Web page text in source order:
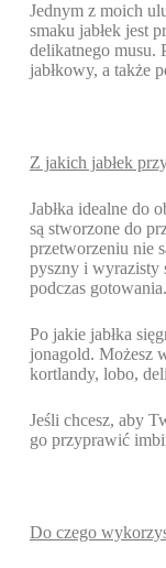
Jednym z moich
smaku jabłek jest
delikatnego musu.
jabłkowy, a także
Z jakich jabłek
Jabłka idealne do
są stworzone do
przetworzeniu nie
pyszny i wyrazisty
podczas gotowania.
Po jakie jabłka
jonagold. Możesz
kortlandy, lobo,
Jeśli chcesz, aby
go przyprawić
Do czego